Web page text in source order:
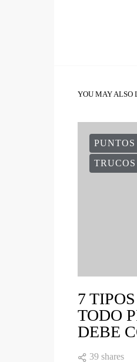
YOU MAY ALSO
PUNTOS
7
TODO
DEBE
39 shares